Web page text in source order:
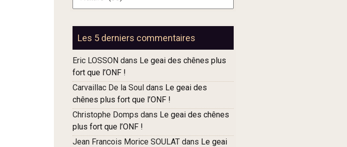
articles
Les 5 derniers commentaires
Eric LOSSONdans Le geai des chênes plus
fort que l’ONF !
Carvaillac De la Souldans Le geai des
chênes plus fort que l’ONF !
Christophe Domps dans Le geai des chênes
plus fort que l’ONF !
Jean Francois Morice SOULATdans Le geai